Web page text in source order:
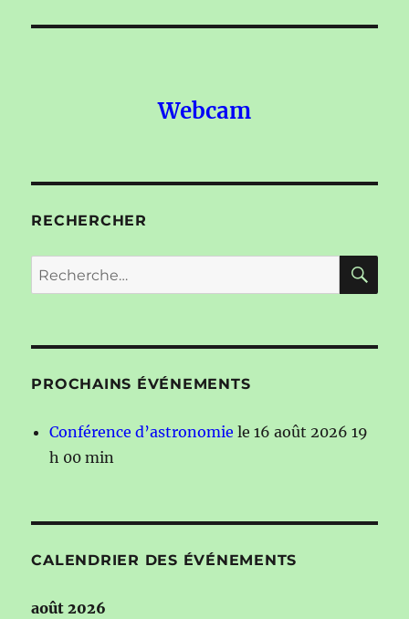
Webcam
RECHERCHER
Recherche
pour :
PROCHAINS ÉVÉNEMENTS
Conférence d’astronomie le 16 août 2026 19
h 00 min
CALENDRIER DES ÉVÉNEMENTS
août 2026